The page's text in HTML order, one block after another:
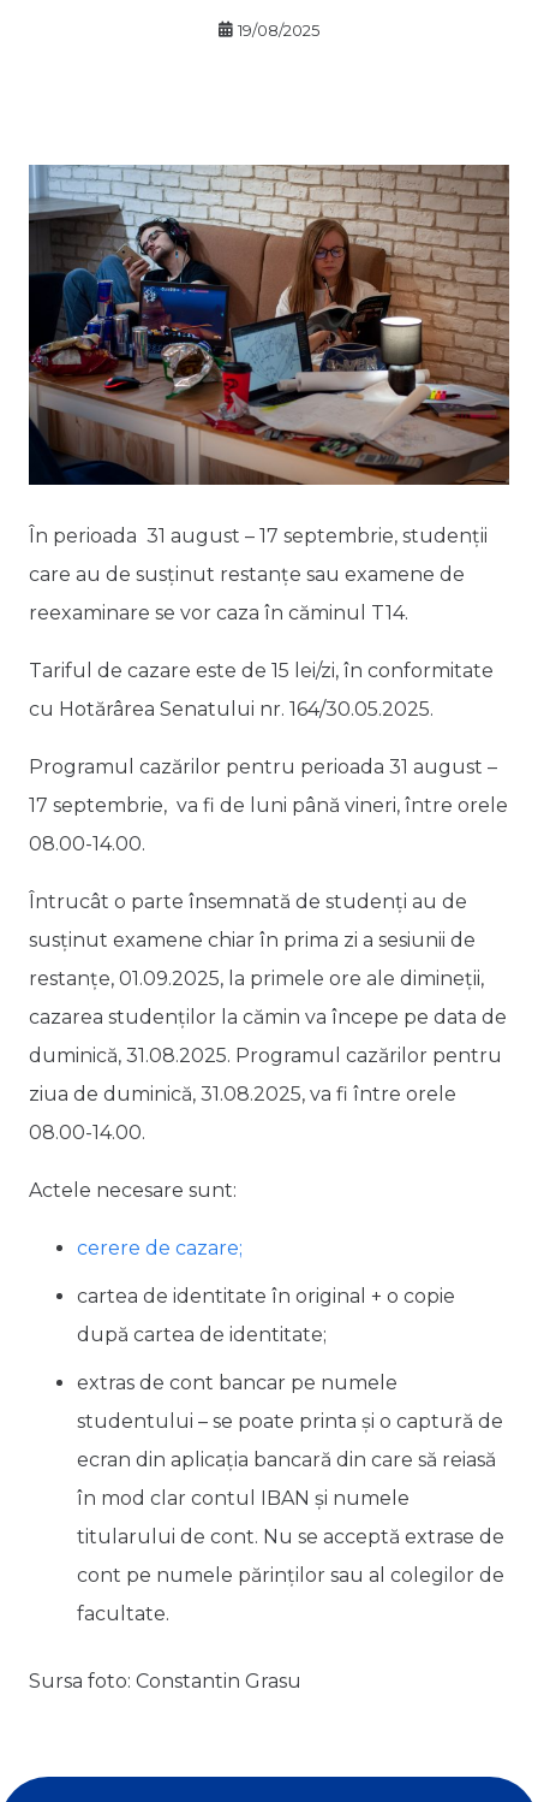
19/08/2025
În perioada 31 august – 17 septembrie, studenții
care au de susținut restanțe sau examene de
reexaminare se vor caza în căminul T14.
Tariful de cazare este de 15 lei/zi, în conformitate
cu Hotărârea Senatului nr. 164/30.05.2025.
Programul cazărilor pentru perioada 31 august –
17 septembrie, va fi de luni până vineri, între orele
08.00-14.00.
Întrucât o parte însemnată de studenți au de
susținut examene chiar în prima zi a sesiunii de
restanțe, 01.09.2025, la primele ore ale dimineții,
cazarea studenților la cămin va începe pe data de
duminică, 31.08.2025. Programul cazărilor pentru
ziua de duminică, 31.08.2025, va fi între orele
08.00-14.00.
Actele necesare sunt:
cerere de cazare;
cartea de identitate în original + o copie
după cartea de identitate;
extras de cont bancar pe numele
studentului – se poate printa și o captură de
ecran din aplicația bancară din care să reiasă
în mod clar contul IBAN și numele
titularului de cont. Nu se acceptă extrase de
cont pe numele părinților sau al colegilor de
facultate.
Sursa foto: Constantin Grasu